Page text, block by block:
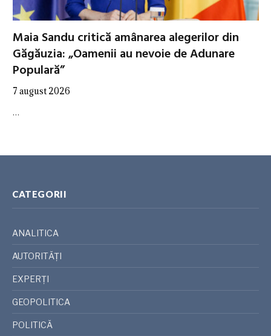
Maia Sandu critică amânarea alegerilor din
Găgăuzia: „Oamenii au nevoie de Adunare
Populară”
7 august 2026
…
CATEGORII
ANALITICA
AUTORITĂȚI
EXPERȚI
GEOPOLITICA
POLITICĂ